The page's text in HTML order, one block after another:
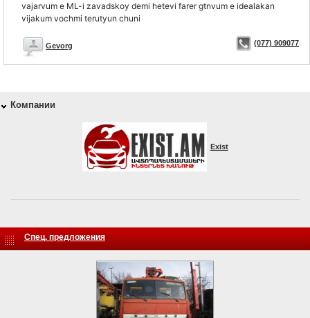
vajarvum e ML-i zavadskoy demi hetevi farer gtnvum e idealakan
vijakum vochmi terutyun chuni
Gevorg (077) 909077
Компании
Exist
Спец. предложения